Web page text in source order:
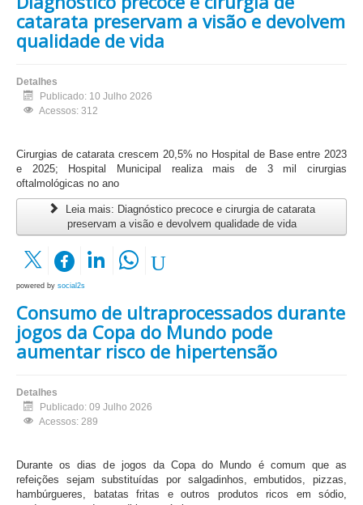
catarata preservam a visão e devolvem
qualidade de vida
Detalhes
Publicado: 10 Julho 2026
Acessos: 312
Cirurgias de catarata crescem 20,5% no Hospital de Base entre 2023
e 2025; Hospital Municipal realiza mais de 3 mil cirurgias
oftalmológicas no ano
Leia mais: Diagnóstico precoce e cirurgia de catarata
preservam a visão e devolvem qualidade de vida
powered by social2s
Consumo de ultraprocessados durante
jogos da Copa do Mundo pode
aumentar risco de hipertensão
Detalhes
Publicado: 09 Julho 2026
Acessos: 289
Durante os dias de jogos da Copa do Mundo é comum que as
refeições sejam substituídas por salgadinhos, embutidos, pizzas,
hambúrgueres, batatas fritas e outros produtos ricos em sódio,